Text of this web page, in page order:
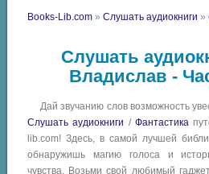
Books-Lib.com »Слушать аудиокниги »
Слушать
Владислав -
Дай звучанию слов возможность
Слушать аудиокниги / Фантастика
lib.com! Здесь, в самой лучшей
обнаружишь магию голоса и
чувства. Возьми свой любимый